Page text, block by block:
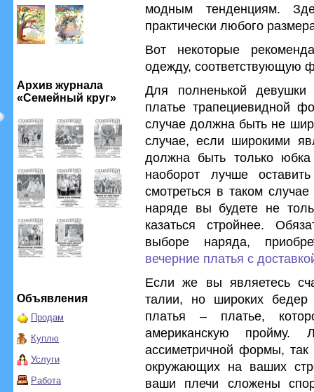
Архив журнала
«Семейный круг»
Объявления
Продам
Куплю
Услуги
Работа
модным тенденциям.
практически любого
Вот некоторые
одежду, соответствующую
Для полненькой девушки
платье трапециевидной
случае должна быть не
случае, если широкими
должна быть только
наоборот лучше
смотреться в таком
наряде вы будете не
казаться стройнее.
выборе наряда,
вечерние платья с
Если же вы являетесь
талии, но широких
платья – платье,
американскую пройму.
ассиметричной формы, так
окружающих на ваших
ваши плечи сложены